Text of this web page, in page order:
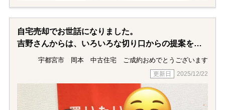
自宅売却でお世話になりました。
吉野さんからは、いろいろな切り口からの提案をい
ただき納得感のある結果となりました。
理想と考えていたスケジュールにもかなり近く満足
しています。
最初から最後まで、こちらの気持ちに寄り添って頂
宇都宮市 岡本 中古住宅 ご成約おめでとうございます
2025/12/22